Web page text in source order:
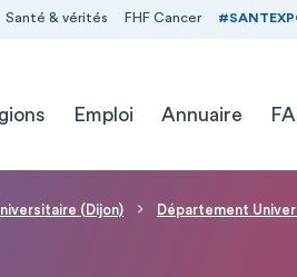
Santé & vérités FHF Cancer
Emploi Annuaire
(Dijon) Département